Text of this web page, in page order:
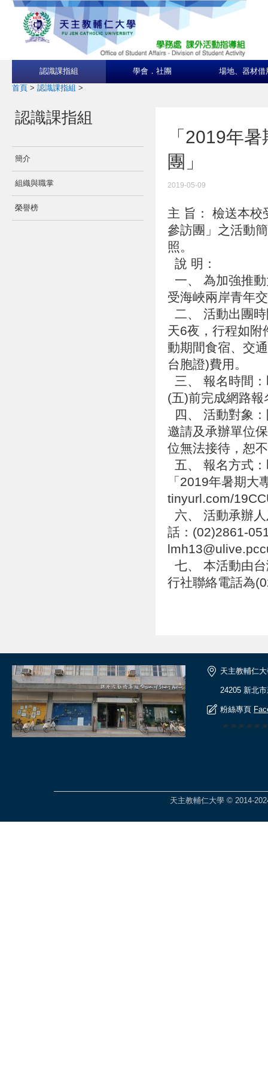
認識課指組 學會．社團 場地、器材借
首頁 > 認識課指組 >
認識課指組
簡介
組織與職掌
榮譽榜
「2019年
團」
2019-05-09
主 旨： 檢送本校
參訪團」之活動
照。
說 明：
一、 為加強推
受海峽兩岸青年
二、 活動出團
天6夜，行程如附
動期間食宿、交
台胞證)費用。
三、 報名時間
(五)前完成網路
四、 活動對象
邀請及承辦單位
位無法接待，恕
五、 報名方式
「2019年暑期
tinyurl.com/
六、 活動承辦
話：(02)2861-
七、 本活動由
行社聯絡電話為
天主教輔仁
24205 新北
粉絲專頁
天主教輔仁大學 © 2014-